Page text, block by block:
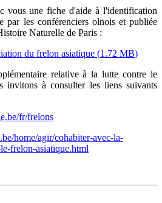
vous une fiche d'aide à l'identification
par les conférenciers olnois et publiée
Naturelle de Paris :
du frelon asiatique (1.72 MB)
relative à la lutte contre le
invitons à consulter les liens suivants
fr/frelons
home/agir/cohabiter-avec-la-
frelon-asiatique.html